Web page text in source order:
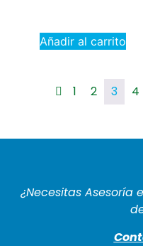
Añadir al carrito
1 2 3 4
¿Necesitas